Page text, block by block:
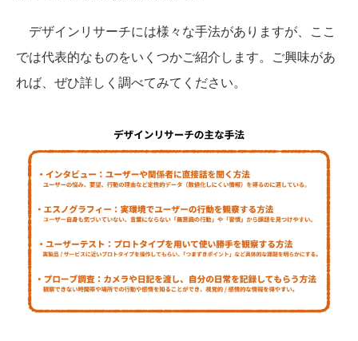
デザインリサーチには様々な手法がありますが、ここ
では代表的なものをいくつかご紹介します。ご興味があ
れば、ぜひ詳しく調べてみてください。